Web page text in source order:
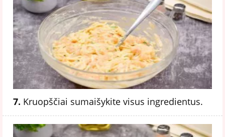
7. Kruopščiai sumaišykite visus ingredientus.